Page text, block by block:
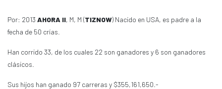
Por: 2013 AHORA II, M, M (TIZNOW) Nacido en USA, es padre a la
fecha de 50 crías.
Han corrido 33, de los cuales 22 son ganadores y 6 son ganadores
clásicos.
Sus hijos han ganado 97 carreras y $355,161,650.-